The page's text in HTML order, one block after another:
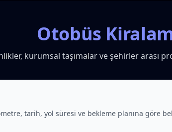
Otobüs
kurumsal taşımalar ve şehirler arası
tarih, yol süresi ve bekleme planına göre